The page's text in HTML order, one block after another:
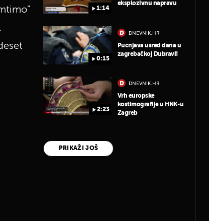
1:14
eksplozivnu napravu
0:15
DNEVNIK.HR
Pucnjava usred dana u
zagrebačkoj Dubravi!
2:23
DNEVNIK.HR
Vrh europske
kostimografije u HNK-u
Zagreb
PRIKAŽI JOŠ